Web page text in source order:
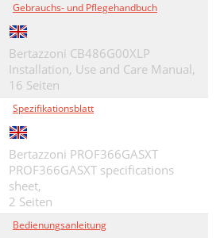
Gebrauchs- und Pflegehandbuch
Bertazzoni CB486G00XLP
Installation, Use and Care Manual,
16 Seiten
Spezifikationsblatt
Bertazzoni PROF366GASXT
PROF366GASXT specifications
sheet,
2 Seiten
Bedienungsanleitung